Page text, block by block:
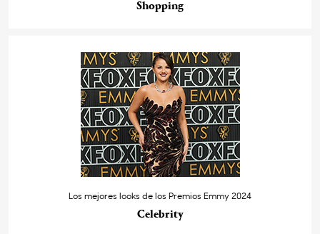
Shopping
Los mejores looks de los Premios Emmy 2024
Celebrity